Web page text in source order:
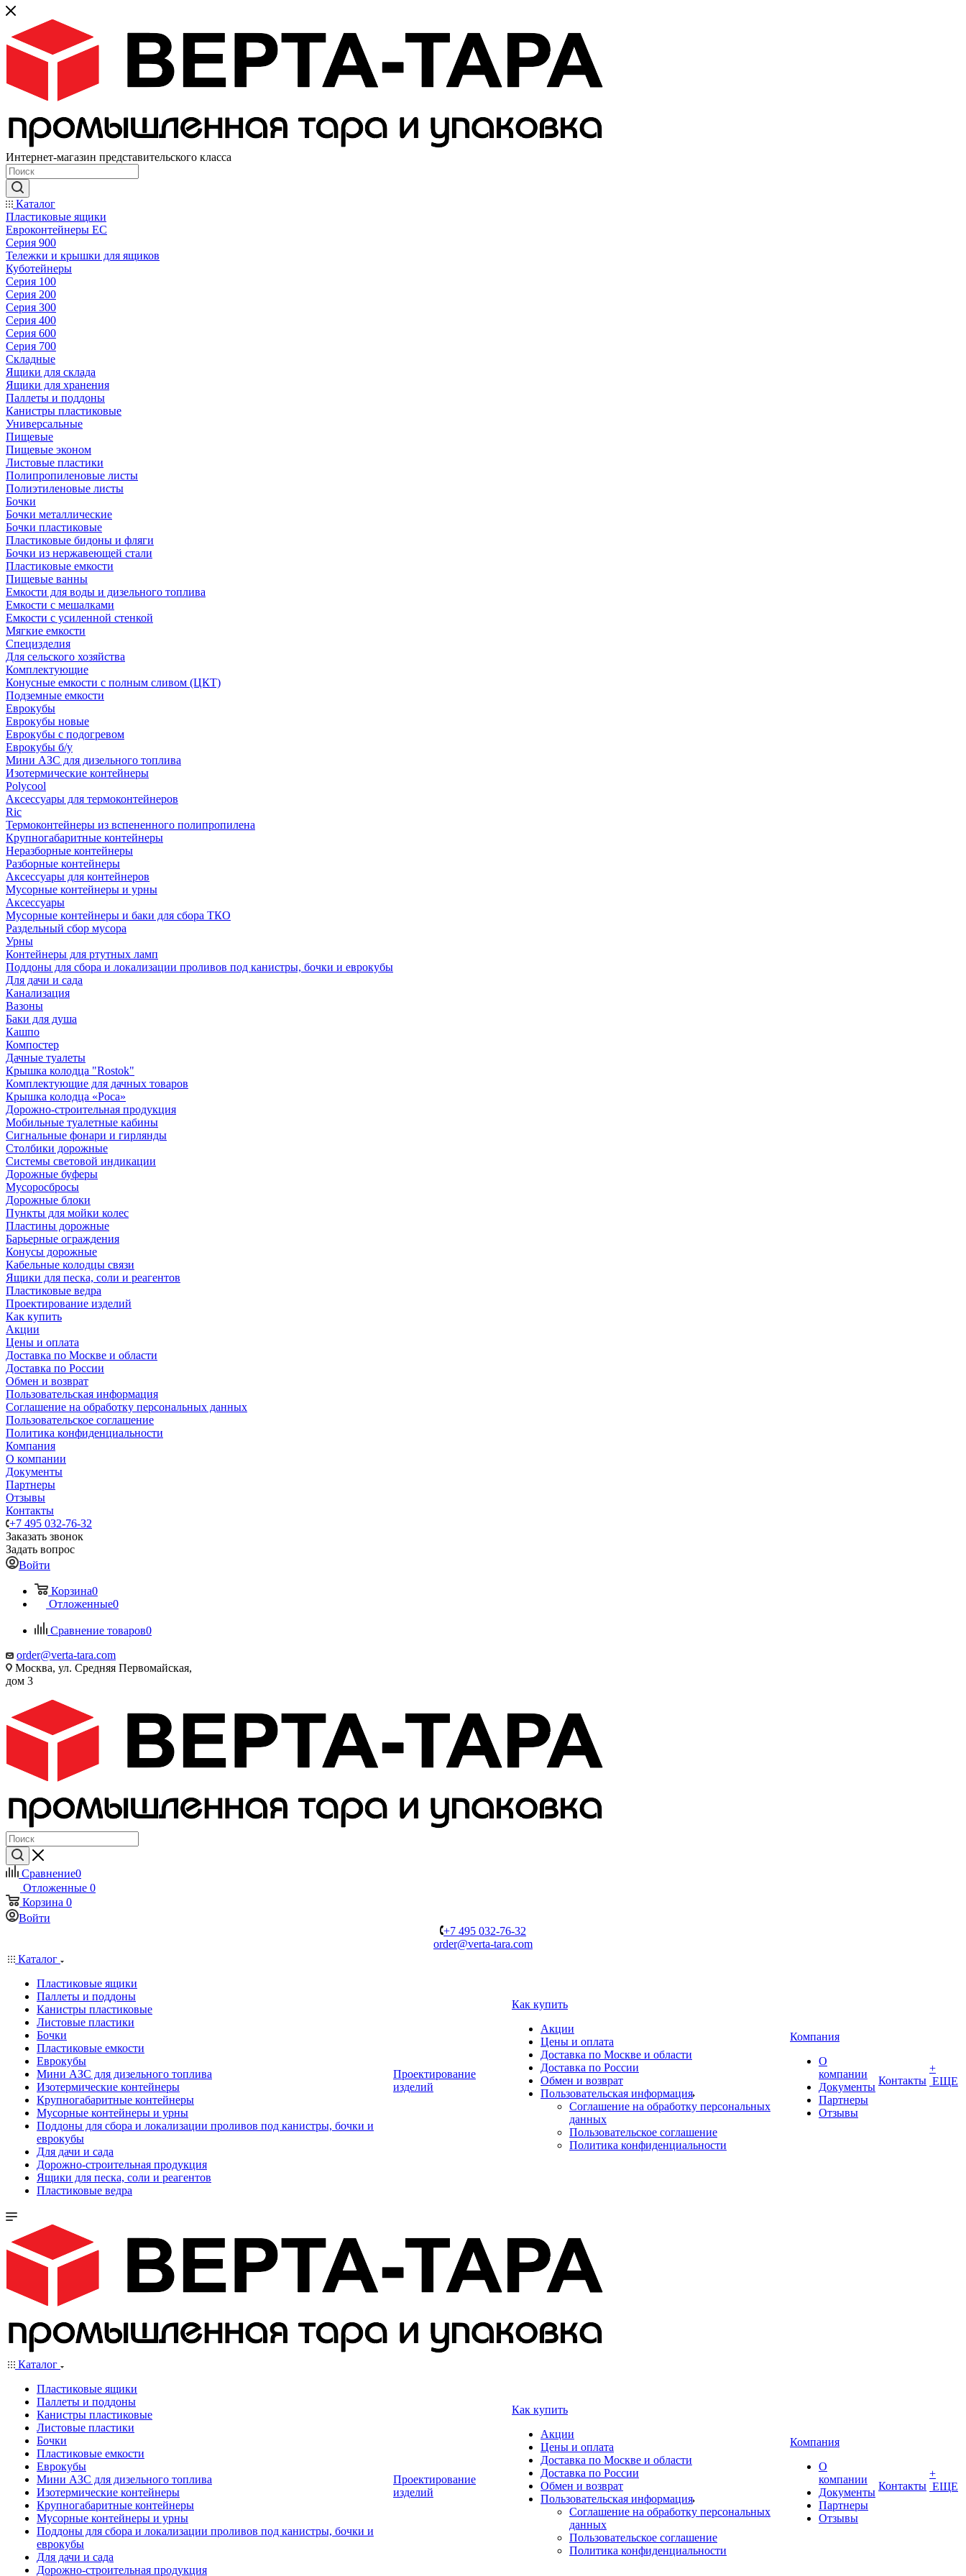
Интернет-магазин представительского класса
Каталог
Пластиковые ящики
Евроконтейнеры ЕС
Серия 900
Тележки и крышки для ящиков
Куботейнеры
Серия 100
Серия 200
Серия 300
Серия 400
Серия 600
Серия 700
Складные
Ящики для склада
Ящики для хранения
Паллеты и поддоны
Канистры пластиковые
Универсальные
Пищевые
Пищевые эконом
Листовые пластики
Полипропиленовые листы
Полиэтиленовые листы
Бочки
Бочки металлические
Бочки пластиковые
Пластиковые бидоны и фляги
Бочки из нержавеющей стали
Пластиковые емкости
Пищевые ванны
Емкости для воды и дизельного топлива
Емкости с мешалками
Емкости с усиленной стенкой
Мягкие емкости
Специзделия
Для сельского хозяйства
Комплектующие
Конусные емкости с полным сливом (ЦКТ)
Подземные емкости
Еврокубы
Еврокубы новые
Еврокубы с подогревом
Еврокубы б/у
Мини АЗС для дизельного топлива
Изотермические контейнеры
Polycool
Аксессуары для термоконтейнеров
Ric
Термоконтейнеры из вспененного полипропилена
Крупногабаритные контейнеры
Неразборные контейнеры
Разборные контейнеры
Аксессуары для контейнеров
Мусорные контейнеры и урны
Аксессуары
Мусорные контейнеры и баки для сбора ТКО
Раздельный сбор мусора
Урны
Контейнеры для ртутных ламп
Поддоны для сбора и локализации проливов под канистры, бочки и еврокубы
Для дачи и сада
Канализация
Вазоны
Баки для душа
Кашпо
Компостер
Дачные туалеты
Крышка колодца "Rostok"
Комплектующие для дачных товаров
Крышка колодца «Роса»
Дорожно-строительная продукция
Мобильные туалетные кабины
Сигнальные фонари и гирлянды
Столбики дорожные
Системы световой индикации
Дорожные буферы
Мусоросбросы
Дорожные блоки
Пункты для мойки колес
Пластины дорожные
Барьерные ограждения
Конусы дорожные
Кабельные колодцы связи
Ящики для песка, соли и реагентов
Пластиковые ведра
Проектирование изделий
Как купить
Акции
Цены и оплата
Доставка по Москве и области
Доставка по России
Обмен и возврат
Пользовательская информация
Соглашение на обработку персональных данных
Пользовательское соглашение
Политика конфиденциальности
Компания
О компании
Документы
Партнеры
Отзывы
Контакты
+7 495 032-76-32
Заказать звонок
Задать вопрос
Войти
Корзина0
Отложенные0
Сравнение товаров0
order@verta-tara.com
Москва, ул. Средняя Первомайская,
дом 3
Сравнение0
Отложенные 0
Корзина 0
Войти
+7 495 032-76-32
order@verta-tara.com
Каталог
Пластиковые ящики
Паллеты и поддоны
Канистры пластиковые
Листовые пластики
Бочки
Пластиковые емкости
Еврокубы
Мини АЗС для дизельного топлива
Изотермические контейнеры
Крупногабаритные контейнеры
Мусорные контейнеры и урны
Поддоны для сбора и локализации проливов под канистры, бочки и
еврокубы
Для дачи и сада
Дорожно-строительная продукция
Ящики для песка, соли и реагентов
Пластиковые ведра
Проектирование
изделий
Как купить
Акции
Цены и оплата
Доставка по Москве и области
Доставка по России
Обмен и возврат
Пользовательская информация
Соглашение на обработку персональных
данных
Пользовательское соглашение
Политика конфиденциальности
Компания
О
компании
Документы
Партнеры
Отзывы
Контакты
+
ЕЩЕ
Каталог
Пластиковые ящики
Паллеты и поддоны
Канистры пластиковые
Листовые пластики
Бочки
Пластиковые емкости
Еврокубы
Мини АЗС для дизельного топлива
Изотермические контейнеры
Крупногабаритные контейнеры
Мусорные контейнеры и урны
Поддоны для сбора и локализации проливов под канистры, бочки и
еврокубы
Для дачи и сада
Дорожно-строительная продукция
Проектирование
изделий
Как купить
Акции
Цены и оплата
Доставка по Москве и области
Доставка по России
Обмен и возврат
Пользовательская информация
Соглашение на обработку персональных
данных
Пользовательское соглашение
Политика конфиденциальности
Компания
О
компании
Документы
Партнеры
Отзывы
Контакты
+
ЕЩЕ